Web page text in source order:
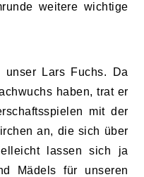
weitere wichtige
unser Lars Fuchs. Da
haben, trat er
mit der
an, die sich über
lassen sich ja
Mädels für unseren